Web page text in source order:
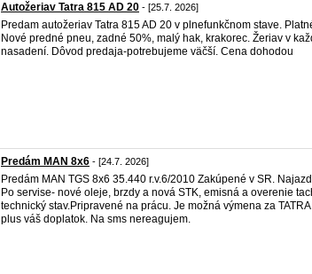
Autožeriav Tatra 815 AD 20 - [25.7. 2026]
Predam autožeriav Tatra 815 AD 20 v plnefunkčnom stave.
Nové predné pneu, zadné 50%, malý hak, krakorec. Žeriav v
nasadení. Dôvod predaja-potrebujeme väčší. Cena dohodou
Predám MAN 8x6 - [24.7. 2026]
Predám MAN TGS 8x6 35.440 r.v.6/2010 Zakúpené v SR.
Po servise- nové oleje, brzdy a nová STK, emisná a overenie
technický stav.Pripravené na prácu. Je možná výmena za
plus váš doplatok. Na sms nereagujem.